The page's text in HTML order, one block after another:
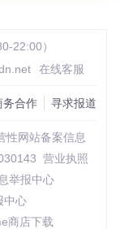
22:00）
在线客服
务合作 寻求报道
性网站备案信息
营业执照
举报中心
中心
商店下载